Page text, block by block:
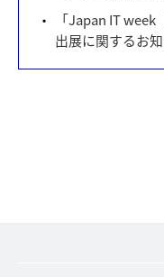
「Japan IT
出展に関するお